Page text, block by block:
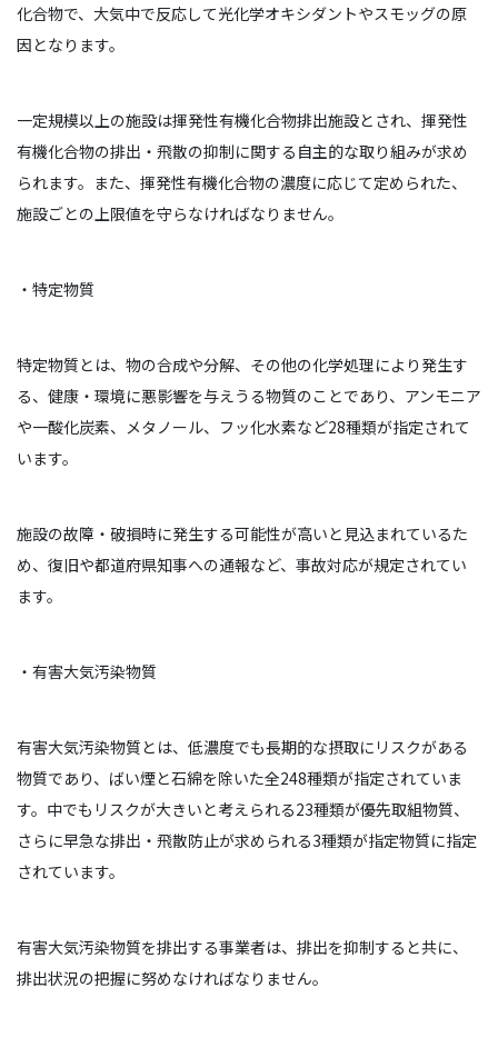
化合物で、大気中で反応して光化学オキシダントやスモッグの原
因となります。
一定規模以上の施設は揮発性有機化合物排出施設とされ、揮発性
有機化合物の排出・飛散の抑制に関する自主的な取り組みが求め
られます。また、揮発性有機化合物の濃度に応じて定められた、
施設ごとの上限値を守らなければなりません。
・特定物質
特定物質とは、物の合成や分解、その他の化学処理により発生す
る、健康・環境に悪影響を与えうる物質のことであり、アンモニア
や一酸化炭素、メタノール、フッ化水素など28種類が指定されて
います。
施設の故障・破損時に発生する可能性が高いと見込まれているた
め、復旧や都道府県知事への通報など、事故対応が規定されてい
ます。
・有害大気汚染物質
有害大気汚染物質とは、低濃度でも長期的な摂取にリスクがある
物質であり、ばい煙と石綿を除いた全248種類が指定されていま
す。中でもリスクが大きいと考えられる23種類が優先取組物質、
さらに早急な排出・飛散防止が求められる3種類が指定物質に指定
されています。
有害大気汚染物質を排出する事業者は、排出を抑制すると共に、
排出状況の把握に努めなければなりません。